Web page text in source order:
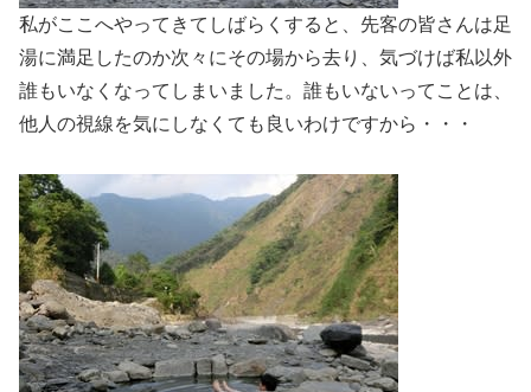
私がここへやってきてしばらくすると、先客の皆さんは足
湯に満足したのか次々にその場から去り、気づけば私以外
誰もいなくなってしまいました。誰もいないってことは、
他人の視線を気にしなくても良いわけですから・・・